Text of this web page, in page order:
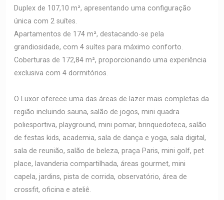
Duplex de 107,10 m², apresentando uma configuração
única com 2 suítes.
Apartamentos de 174 m², destacando-se pela
grandiosidade, com 4 suítes para máximo conforto.
Coberturas de 172,84 m², proporcionando uma experiência
exclusiva com 4 dormitórios.
O Luxor oferece uma das áreas de lazer mais completas da
região incluindo sauna, salão de jogos, mini quadra
poliesportiva, playground, mini pomar, brinquedoteca, salão
de festas kids, academia, sala de dança e yoga, sala digital,
sala de reunião, salão de beleza, praça Paris, mini golf, pet
place, lavanderia compartilhada, áreas gourmet, mini
capela, jardins, pista de corrida, observatório, área de
crossfit, oficina e ateliê.